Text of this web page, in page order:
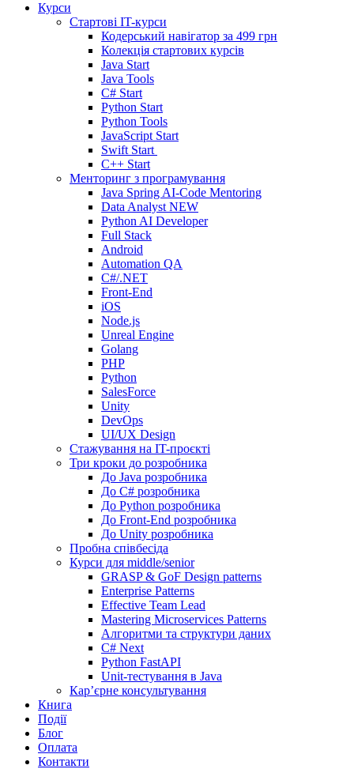
Курси
Стартові IT-курси
Кодерський навігатор за 499 грн
Колекція стартових курсів
Java Start
Java Tools
C# Start
Python Start
Python Tools
JavaScript Start
Swift Start
C++ Start
Менторинг з програмування
Java Spring AI-Code Mentoring
Data Analyst NEW
Python AI Developer
Full Stack
Android
Automation QA
C#/.NET
Front-End
iOS
Node.js
Unreal Engine
Golang
PHP
Python
SalesForce
Unity
DevOps
UI/UX Design
Стажування на IT-проєкті
Три кроки до розробника
До Java розробника
До C# розробника
До Python розробника
До Front-End розробника
До Unity розробника
Пробна співбесіда
Курси для middle/senior
GRASP & GoF Design patterns
Enterprise Patterns
Effective Team Lead
Mastering Microservices Patterns
Алгоритми та структури даних
C# Next
Python FastAPI
Unit-тестування в Java
Кар’єрне консультування
Книга
Події
Блог
Оплата
Контакти